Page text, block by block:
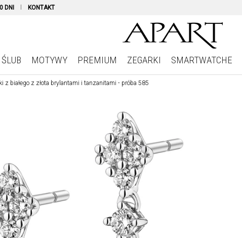
DNI KONTAKT
ŚLUB MOTYWY PREMIUM ZEGARKI SMARTWATCHE
z białego z złota brylantami i tanzanitami - próba 585